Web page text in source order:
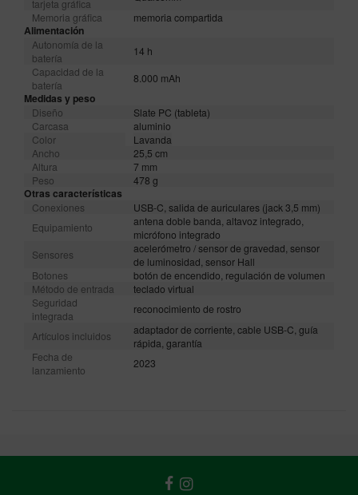
tarjeta gráfica
Memoria gráfica
memoria compartida
Alimentación
Autonomía de la
batería
14 h
Capacidad de la
batería
8.000 mAh
Medidas y peso
Diseño
Slate PC (tableta)
Carcasa
aluminio
Color
Lavanda
Ancho
25,5 cm
Altura
7 mm
Peso
478 g
Otras características
Conexiones
USB-C, salida de auriculares (jack 3,5 mm)
Equipamiento
antena doble banda, altavoz integrado,
micrófono integrado
Sensores
acelerómetro / sensor de gravedad, sensor
de luminosidad, sensor Hall
Botones
botón de encendido, regulación de volumen
Método de entrada
teclado virtual
Seguridad
integrada
reconocimiento de rostro
Artículos incluidos
adaptador de corriente, cable USB-C, guía
rápida, garantía
Fecha de
lanzamiento
2023